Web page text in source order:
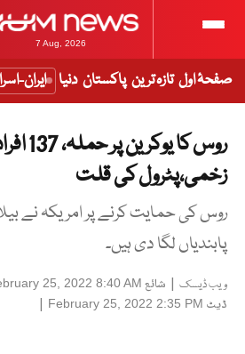
7 Aug, 2026
صفحۂ اول تازہ ترین پاکستان دنیا ایران-
روس
زخمی،پٹرول کی قلت
روس کی حمایت کرنے پر امریکہ نے
پابندیاں لگا دی ہیں۔
ویب ڈیسک | شائع 25, 2022 8:40 AM
ڈیٹ February 25, 2022 2:35 PM
|